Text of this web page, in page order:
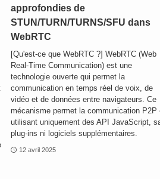
approfondies de
STUN/TURN/TURNS/SFU dans
WebRTC
[Qu'est-ce que WebRTC ?] WebRTC (Web
Real-Time Communication) est une
technologie ouverte qui permet la
communication en temps réel de voix, de
vidéo et de données entre navigateurs. Ce
mécanisme permet la communication P2P
utilisant uniquement des API JavaScript,
plug-ins ni logiciels supplémentaires.
12 avril 2025